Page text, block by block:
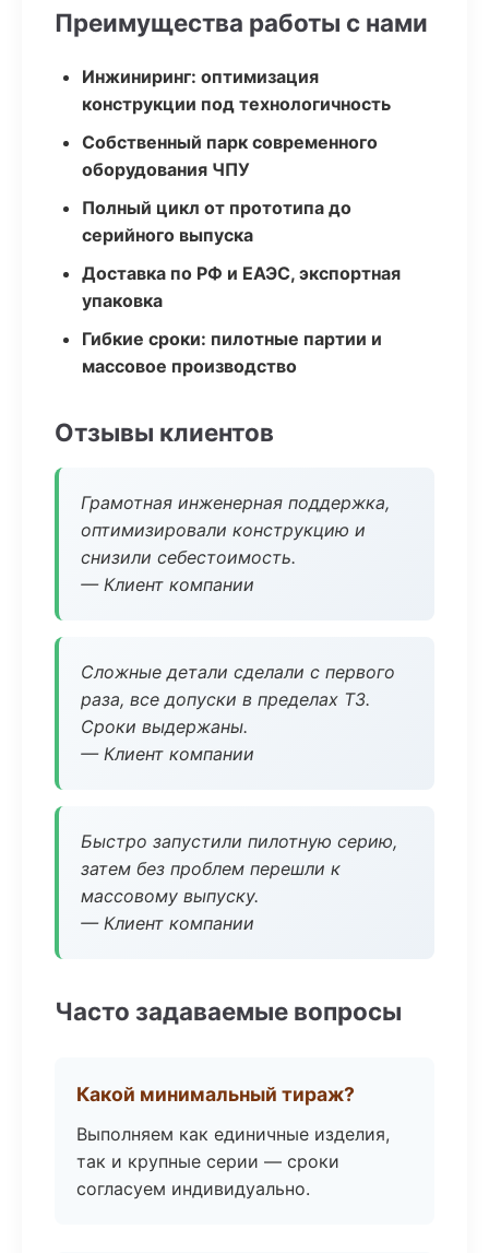
Преимущества работы с нами
Инжиниринг: оптимизация
конструкции под технологичность
Собственный парк современного
оборудования ЧПУ
Полный цикл от прототипа до
серийного выпуска
Доставка по РФ и ЕАЭС, экспортная
упаковка
Гибкие сроки: пилотные партии и
массовое производство
Отзывы клиентов
Грамотная инженерная поддержка,
оптимизировали конструкцию и
снизили себестоимость.
— Клиент компании
Сложные детали сделали с первого
раза, все допуски в пределах ТЗ.
Сроки выдержаны.
— Клиент компании
Быстро запустили пилотную серию,
затем без проблем перешли к
массовому выпуску.
— Клиент компании
Часто задаваемые вопросы
Какой минимальный тираж?
Выполняем как единичные изделия,
так и крупные серии — сроки
согласуем индивидуально.